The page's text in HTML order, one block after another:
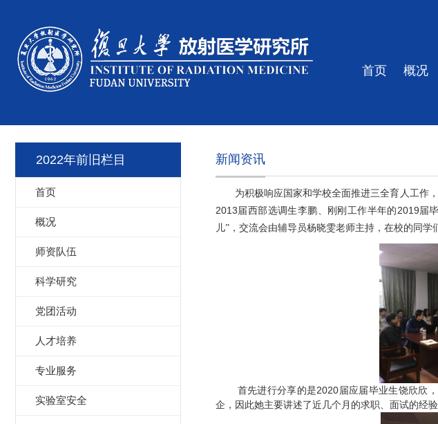
首页 概况
2022年前旧栏目
首页
概况
师资队伍
科学研究
党团活动
人才培养
专业服务
实验室安全
新闻资讯
为积极响应国家和学校全面推进三全育人工作
2013届西部选调生李鹏、刚刚工作半年的 2019届
儿”，交流会由辅导员杨晓雯老师主持，在校的同学
首先进行分享的是2020届应届毕业生饶欣欣
企，因此她主要讲述了近几个月的求职、面试的经